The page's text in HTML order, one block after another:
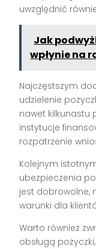
uwzględnić
Jak
wpłynie na
Najczęstszym
udzielenie
nawet kilkunastu
instytucje
rozpatrzenie
Kolejnym
ubezpieczenia
jest dobrowolne,
warunki dla
Warto również
obsługą